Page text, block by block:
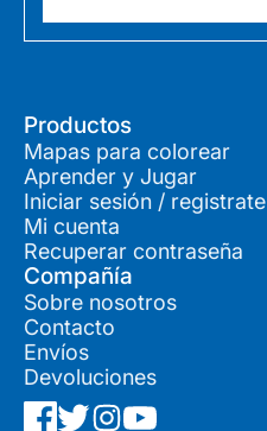
Productos
Mapas para colorear
Aprender y Jugar
Iniciar sesión / registrate
Mi cuenta
Recuperar contraseña
Compañía
Sobre nosotros
Contacto
Envíos
Devoluciones